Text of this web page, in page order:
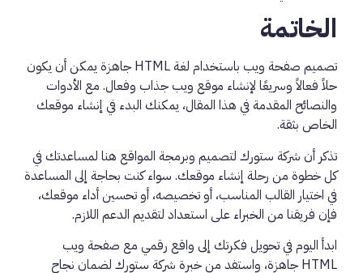
الخاتمة
تصميم صفحة ويب باستخدام لغة HTML جاهزة يمكن أن يكون
حلاً فعالاً وسريعًا لإنشاء موقع ويب جذاب وفعال. مع الأدوات
والنصائح المقدمة في هذا المقال، يمكنك البدء في إنشاء موقعك
الخاص بثقة.
تذكر أن شركة ستورك لتصميم وبرمجة المواقع هنا لمساعدتك في
كل خطوة من رحلة إنشاء موقعك. سواء كنت بحاجة إلى المساعدة
في اختيار القالب المناسب، أو تخصيصه، أو تحسين أداء موقعك،
فإن فريقنا من الخبراء على استعداد لتقديم الدعم اللازم.
ابدأ اليوم في تحويل فكرتك إلى واقع رقمي مع صفحة ويب
HTML جاهزة، واستفد من خبرة شركة ستورك لضمان نجاح